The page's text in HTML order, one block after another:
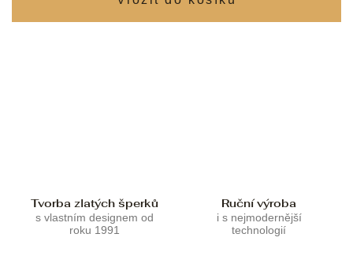
Tvorba zlatých šperků
s vlastním designem od
roku 1991
Ruční výroba
i s nejmodernější
technologií